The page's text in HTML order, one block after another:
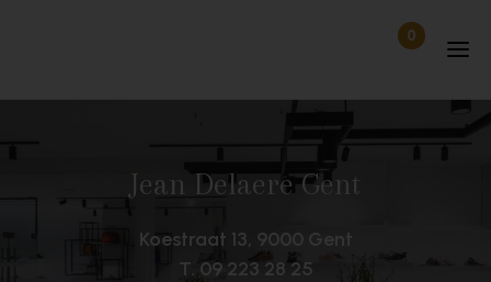
0Articles
Jean Delaere Gent
Koestraat 13, 9000 Gent
T. 09 223 28 25